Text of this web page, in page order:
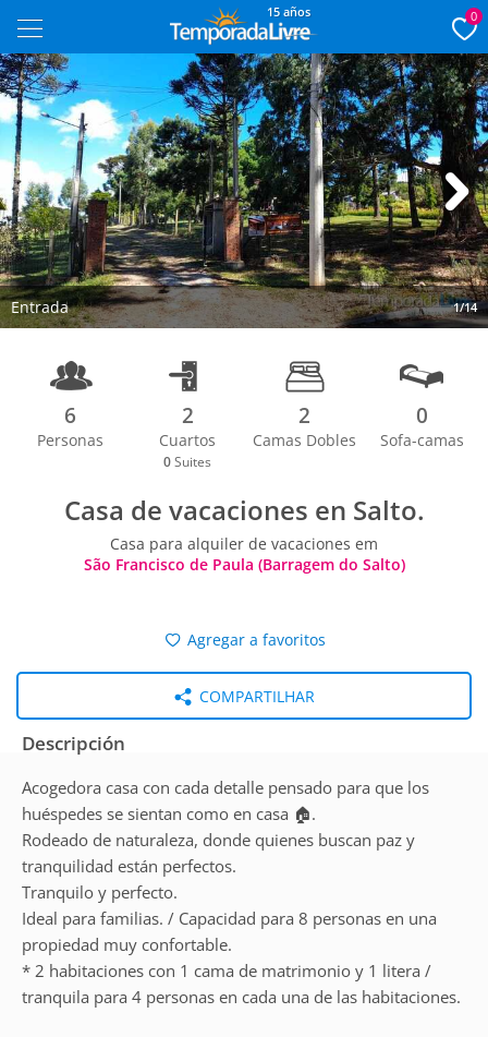
15 años 0
Entrada 1/14
Next
6
Personas
2
Cuartos
0 Suites
2
Camas Dobles
0
Sofa-camas
Casa de vacaciones en Salto.
Casa para alquiler de vacaciones em
São Francisco de Paula (Barragem do Salto)
Agregar a favoritos
COMPARTILHAR
Descripción
Acogedora casa con cada detalle pensado para que los
huéspedes se sientan como en casa 🏠.
Rodeado de naturaleza, donde quienes buscan paz y
tranquilidad están perfectos.
Tranquilo y perfecto.
Ideal para familias. / Capacidad para 8 personas en una
propiedad muy confortable.
* 2 habitaciones con 1 cama de matrimonio y 1 litera /
tranquila para 4 personas en cada una de las habitaciones.